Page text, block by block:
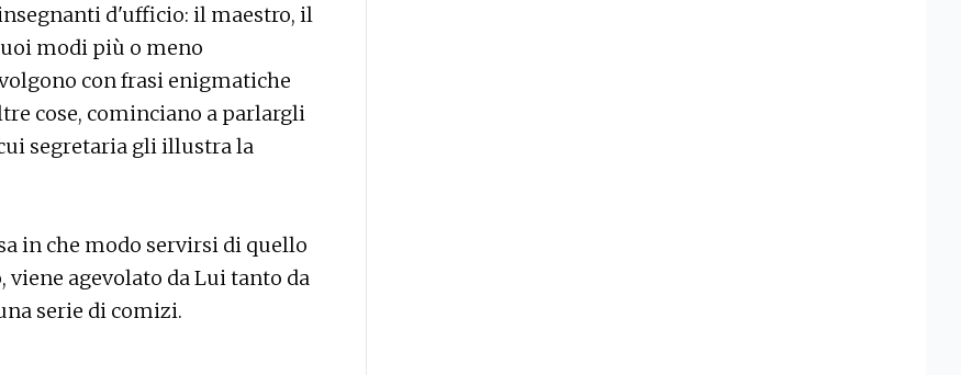
d'ufficio: il maestro, il
modi più o meno
con frasi enigmatiche
cose, cominciano a parlargli
segretaria gli illustra la
in che modo servirsi di quello
viene agevolato da Lui tanto da
serie di comizi.